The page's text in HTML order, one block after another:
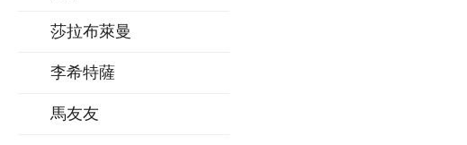
莎拉布萊曼
李希特薩
馬友友